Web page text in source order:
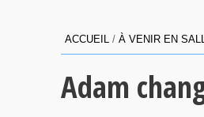
ACCUEIL / À VENIR EN
Adam